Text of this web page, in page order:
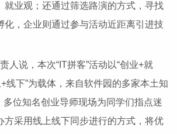
就业观；还通过筛选路演的方式，寻找
化，企业则通过参与活动近距离引进技
说，本次“IT拼客”活动以“创业+就
+线下”为载体，来自软件园的多家本土知
位知名创业导师现场为同学们指点迷
方采用线上线下同步进行的方式，将优